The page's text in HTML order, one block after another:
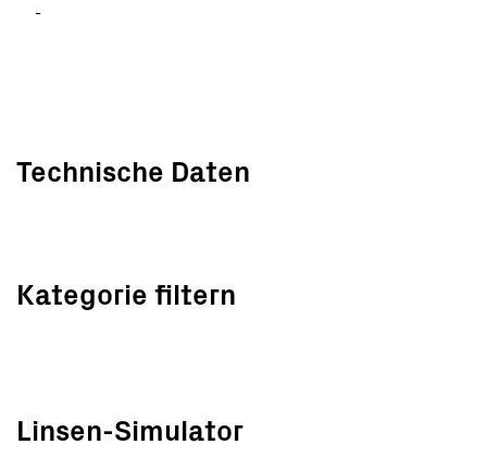
-
Technische Daten
Kategorie filtern
Linsen-Simulator